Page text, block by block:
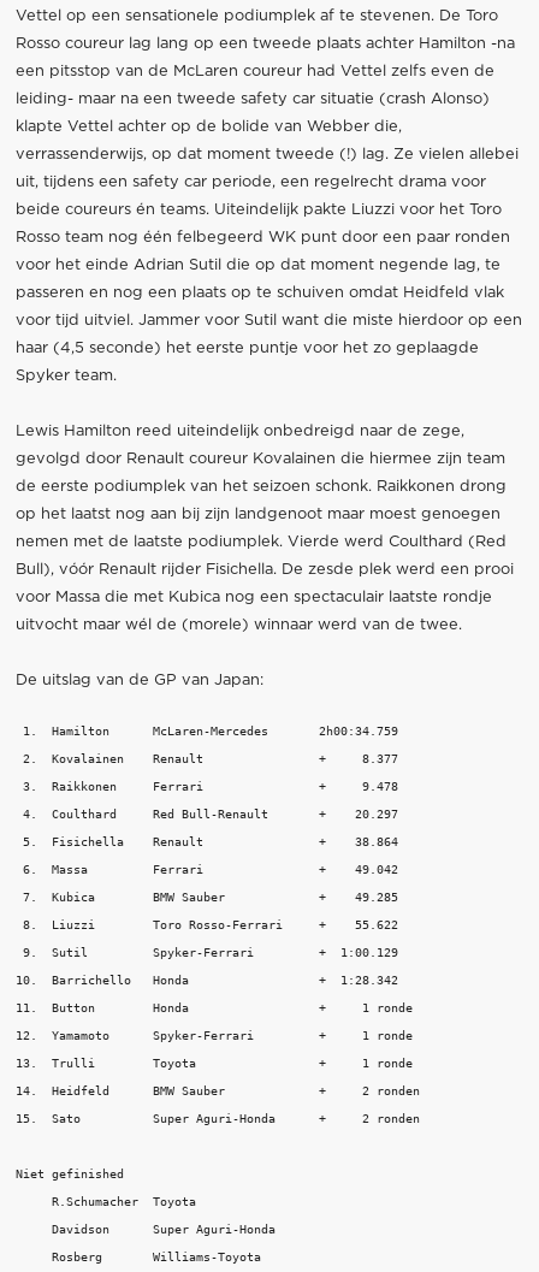
Vettel op een sensationele podiumplek af te stevenen. De Toro
Rosso coureur lag lang op een tweede plaats achter Hamilton -na
een pitsstop van de McLaren coureur had Vettel zelfs even de
leiding- maar na een tweede safety car situatie (crash Alonso)
klapte Vettel achter op de bolide van Webber die,
verrassenderwijs, op dat moment tweede (!) lag. Ze vielen allebei
uit, tijdens een safety car periode, een regelrecht drama voor
beide coureurs én teams. Uiteindelijk pakte Liuzzi voor het Toro
Rosso team nog één felbegeerd WK punt door een paar ronden
voor het einde Adrian Sutil die op dat moment negende lag, te
passeren en nog een plaats op te schuiven omdat Heidfeld vlak
voor tijd uitviel. Jammer voor Sutil want die miste hierdoor op een
haar (4,5 seconde) het eerste puntje voor het zo geplaagde
Spyker team.
Lewis Hamilton reed uiteindelijk onbedreigd naar de zege,
gevolgd door Renault coureur Kovalainen die hiermee zijn team
de eerste podiumplek van het seizoen schonk. Raikkonen drong
op het laatst nog aan bij zijn landgenoot maar moest genoegen
nemen met de laatste podiumplek. Vierde werd Coulthard (Red
Bull), vóór Renault rijder Fisichella. De zesde plek werd een prooi
voor Massa die met Kubica nog een spectaculair laatste rondje
uitvocht maar wél de (morele) winnaar werd van de twee.
De uitslag van de GP van Japan:
1.  Hamilton      McLaren-Mercedes       2h00:34.759
2.  Kovalainen    Renault                +     8.377
3.  Raikkonen     Ferrari                +     9.478
4.  Coulthard     Red Bull-Renault       +    20.297
5.  Fisichella    Renault                +    38.864
6.  Massa         Ferrari                +    49.042
7.  Kubica        BMW Sauber             +    49.285
8.  Liuzzi        Toro Rosso-Ferrari     +    55.622
9.  Sutil         Spyker-Ferrari         +  1:00.129
10.  Barrichello   Honda                  +  1:28.342
11.  Button        Honda                  +     1 ronde
12.  Yamamoto      Spyker-Ferrari         +     1 ronde
13.  Trulli        Toyota                 +     1 ronde
14.  Heidfeld      BMW Sauber             +     2 ronden
15.  Sato          Super Aguri-Honda      +     2 ronden
Niet gefinished
     R.Schumacher  Toyota
     Davidson      Super Aguri-Honda
     Rosberg       Williams-Toyota